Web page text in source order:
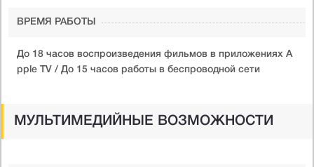
ВРЕМЯ РАБОТЫ
До 18 часов воспроизведения фильмов в приложениях A
pple TV / До 15 часов работы в беспроводной сети
МУЛЬТИМЕДИЙНЫЕ ВОЗМОЖНОСТИ